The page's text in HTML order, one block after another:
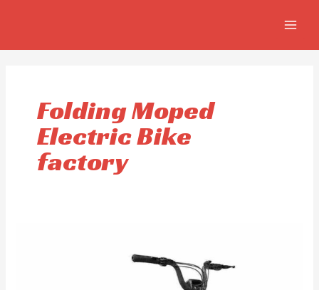
Folding Moped
Electric Bike
factory